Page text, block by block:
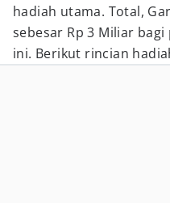
hadiah utama. Total,
sebesar Rp 3 Miliar bagi
ini. Berikut rincian